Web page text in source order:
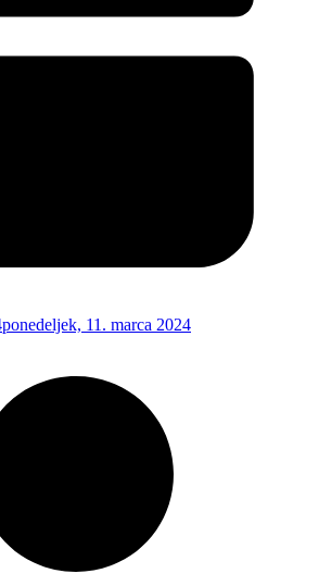
ponedeljek, 11. marca 2024